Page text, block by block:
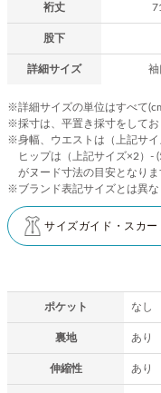
裄丈
股下
詳細サイズ 袖
※詳細サイズの単位はすべて
※採寸は、平置き採寸をしてお
※身幅、ウエストは（上記サイ
ヒップは（上記サイズ×2）-
がヌード寸法の目安となりま
※ブランド表記サイズとは異な
サイズガイド・スカー
ポケット なし
裏地 あり
伸縮性 あり